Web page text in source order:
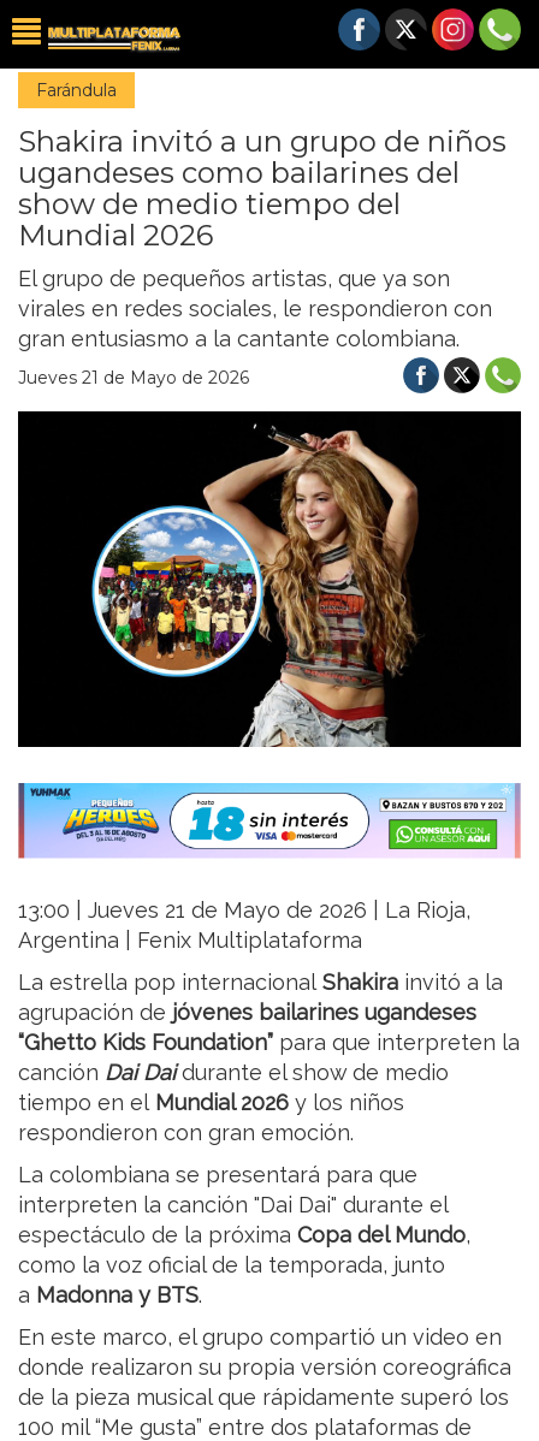
Farándula
Shakira invitó a un grupo de niños
ugandeses como bailarines del
show de medio tiempo del
Mundial 2026
El grupo de pequeños artistas, que ya son
virales en redes sociales, le respondieron con
gran entusiasmo a la cantante colombiana.
Jueves 21 de Mayo de 2026
13:00 | Jueves 21 de Mayo de 2026 | La Rioja,
Argentina | Fenix Multiplataforma
La estrella pop internacional Shakira invitó a la
agrupación de jóvenes bailarines ugandeses
“Ghetto Kids Foundation” para que interpreten la
canción Dai Daidurante el show de medio
tiempo en el Mundial 2026 y los niños
respondieron con gran emoción.
La colombiana se presentará para que
interpreten la canción "Dai Dai" durante el
espectáculo de la próxima Copa del Mundo,
como la voz oficial de la temporada, junto
a Madonna y BTS.
En este marco, el grupo compartió un video en
donde realizaron su propia versión coreográfica
de la pieza musical que rápidamente superó los
100 mil “Me gusta” entre dos plataformas de